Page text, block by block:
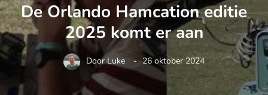
De Orlando Hamcation editie
2025 komt er aan
DoorLuke 26 oktober 2024